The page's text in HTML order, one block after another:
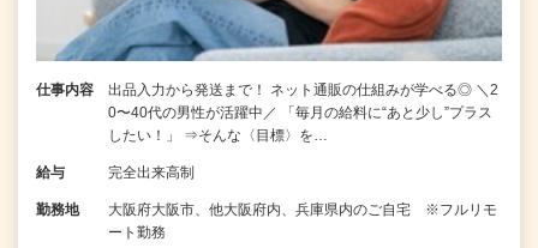
仕事内容
出品入力から発送まで！ ネット通販の仕組みが学べる◎ ＼2
0〜40代の男性が活躍中／ 「毎月の給料に“あと少し”プラス
したい！」 ⇒そんな〈目標〉を…
給与 完全出来高制
勤務地
大阪府大阪市、他大阪府内、兵庫県内のご自宅 ※フルリモ
ート勤務